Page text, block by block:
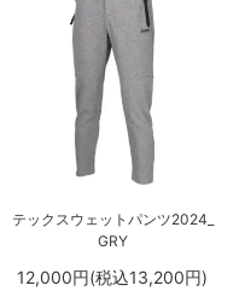
テックスウェットパンツ2024_
GRY
12,000円(税込13,200円)